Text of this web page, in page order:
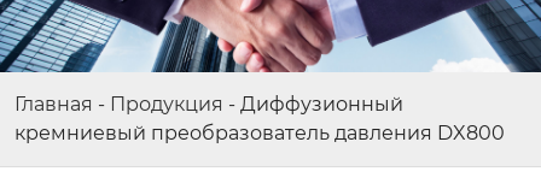
Главная - Продукция - Диффузионный
кремниевый преобразователь давления DX800